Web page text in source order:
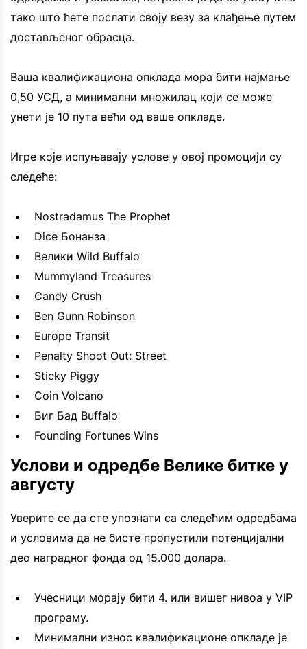
тако што ћете послати своју везу за клађење путем
достављеног обрасца.
Ваша квалификациона опклада мора бити најмање
0,50 УСД, а минимални множилац који се може
унети је 10 пута већи од ваше опкладе.
Игре које испуњавају услове у овој промоцији су
следеће:
Nostradamus The Prophet
Dice Бонанза
Велики Wild Buffalo
Mummyland Treasures
Candy Crush
Ben Gunn Robinson
Europe Transit
Penalty Shoot Out: Street
Sticky Piggy
Coin Volcano
Биг Бад Buffalo
Founding Fortunes Wins
Услови и одредбе Велике битке у
августу
Уверите се да сте упознати са следећим одредбама
и условима да не бисте пропустили потенцијални
део наградног фонда од 15.000 долара.
Учесници морају бити 4. или вишег нивоа у VIP
програму.
Минимални износ квалификационе опкладе је